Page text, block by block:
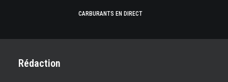
CARBURANTS EN DIRECT
Rédaction